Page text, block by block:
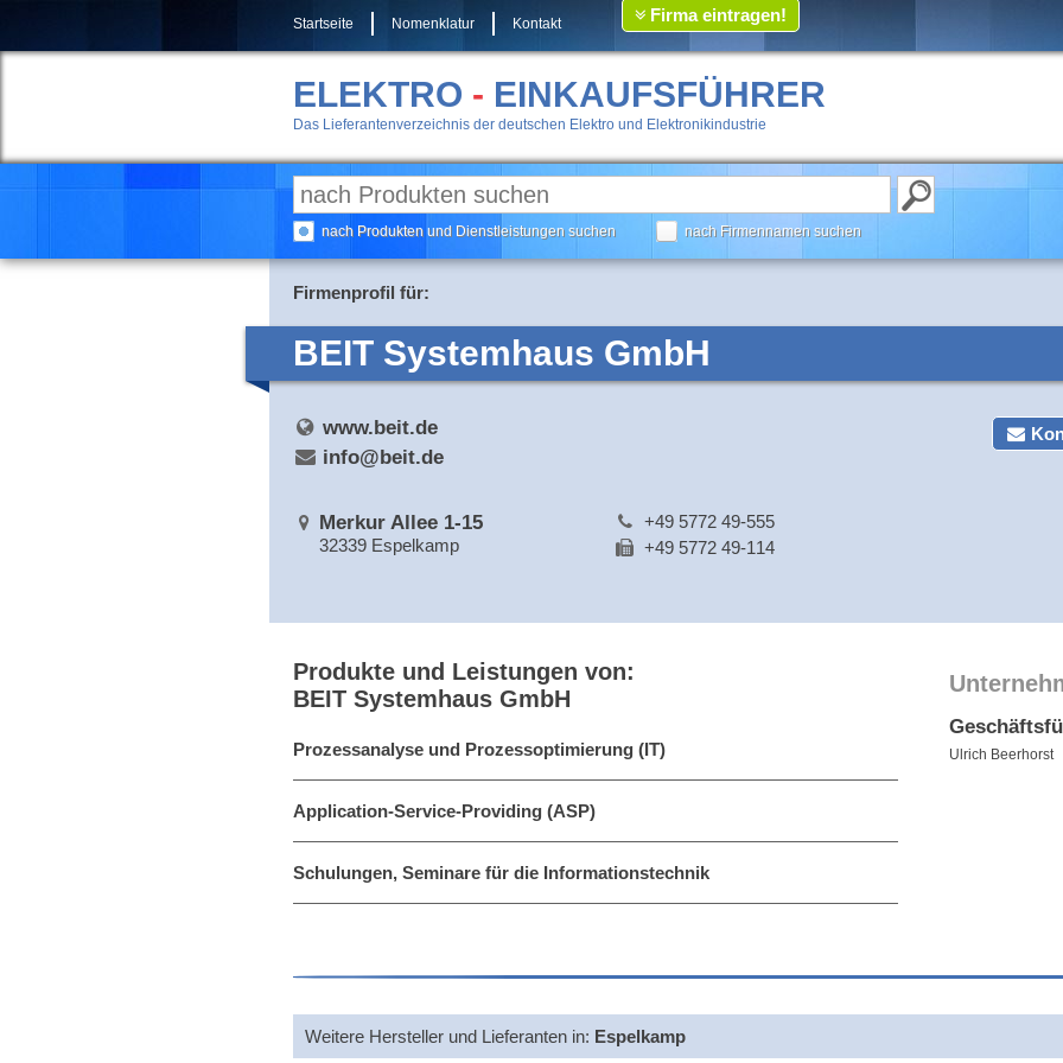
Startseite Nomenklatur Kontakt Firma eintragen!
ELEKTRO - EINKAUFSFÜHRER
Das Lieferantenverzeichnis der deutschen Elektro und Elektronikindustrie
nach Produkten und Dienstleistungen suchen nach Firmennamen suchen
Firmenprofil für:
BEIT Systemhaus GmbH
www.beit.de
info@beit.de
Merkur Allee 1-15
32339 Espelkamp
+49 5772 49-555
+49 5772 49-114
Produkte und Leistungen von:
BEIT Systemhaus GmbH
Prozessanalyse und Prozessoptimierung (IT)
Application-Service-Providing (ASP)
Schulungen, Seminare für die Informationstechnik
Ulrich Beerhorst
Weitere Hersteller und Lieferanten in: Espelkamp